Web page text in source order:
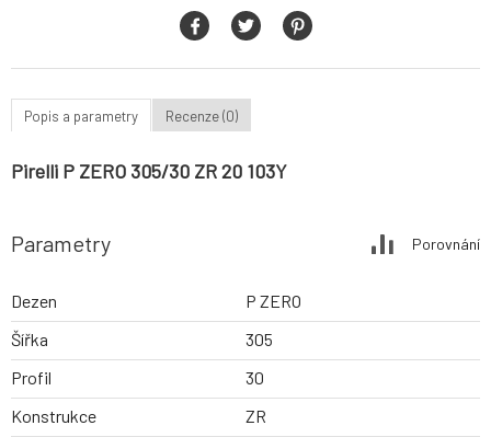
Popis a parametry Recenze (0)
Pirelli P ZERO 305/30 ZR 20 103Y
Parametry Porovnání
Dezen
P ZERO
Šířka
305
Profil
30
Konstrukce
ZR